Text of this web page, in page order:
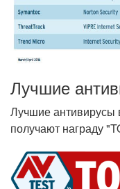
Лучшие
Лучшие антивирусы
получают награду